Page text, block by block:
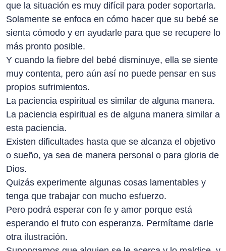
que la situación es muy difícil para poder soportarla.
Solamente se enfoca en cómo hacer que su bebé se
sienta cómodo y en ayudarle para que se recupere lo
más pronto posible.
Y cuando la fiebre del bebé disminuye, ella se siente
muy contenta, pero aún así no puede pensar en sus
propios sufrimientos.
La paciencia espiritual es similar de alguna manera.
La paciencia espiritual es de alguna manera similar a
esta paciencia.
Existen dificultades hasta que se alcanza el objetivo
o sueño, ya sea de manera personal o para gloria de
Dios.
Quizás experimente algunas cosas lamentables y
tenga que trabajar con mucho esfuerzo.
Pero podrá esperar con fe y amor porque está
esperando el fruto con esperanza. Permítame darle
otra ilustración.